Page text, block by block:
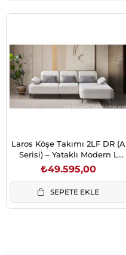
Laros Köşe Takımı 2LF DR (A
Serisi) – Yataklı Modern L
Koltuk
₺49.595,00
SEPETE EKLE